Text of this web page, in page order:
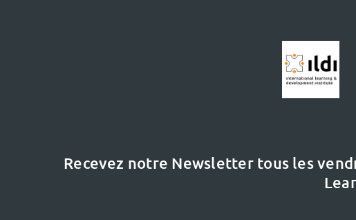
Recevez notre Newsletter tous les